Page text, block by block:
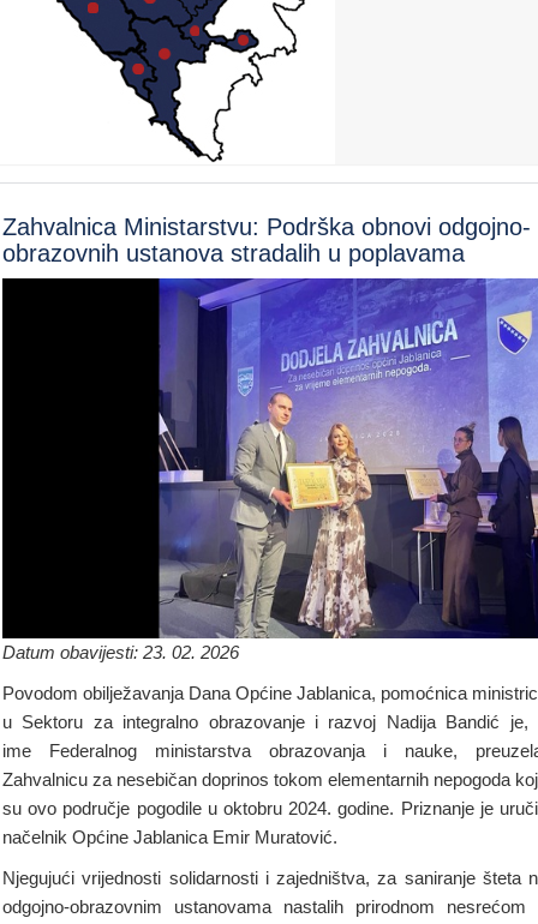
Zahvalnica Ministarstvu: Podrška obnovi odgojno-
obrazovnih ustanova stradalih u poplavama
Datum obavijesti: 23. 02. 2026
Povodom obilježavanja Dana Općine Jablanica, pomoćnica
u Sektoru za integralno obrazovanje i razvoj Nadija Bandić je,
ime Federalnog ministarstva obrazovanja i nauke,
Zahvalnicu za nesebičan doprinos tokom elementarnih nepogoda
su ovo područje pogodile u oktobru 2024. godine. Priznanje je
načelnik Općine Jablanica Emir Muratović.
Njegujući vrijednosti solidarnosti i zajedništva, za saniranje šteta
odgojno-obrazovnim ustanovama nastalih prirodnom nesrećom